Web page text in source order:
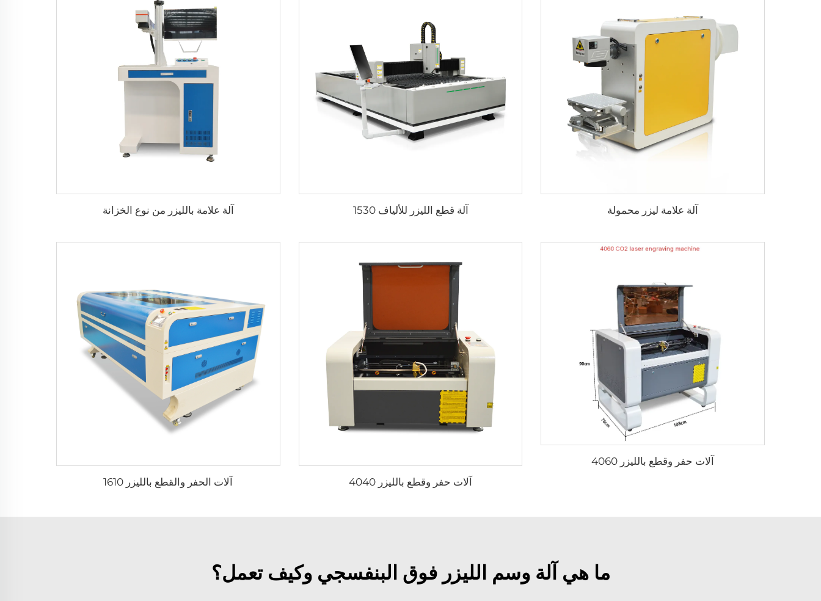
آلة علامة ليزر محمولة آلة قطع الليزر للألياف 1530 آلة علامة بالليزر من نوع الخزانة
آلات حفر وقطع بالليزر 4060
آلات حفر وقطع بالليزر 4040
آلات الحفر والقطع بالليزر 1610
ما هي آلة وسم الليزر فوق البنفسجي وكيف تعمل؟